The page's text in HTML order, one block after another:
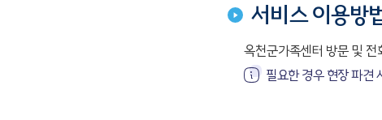
서비스 이용방
옥천군가족센터 방문 및 전
필요한 경우 현장 파견